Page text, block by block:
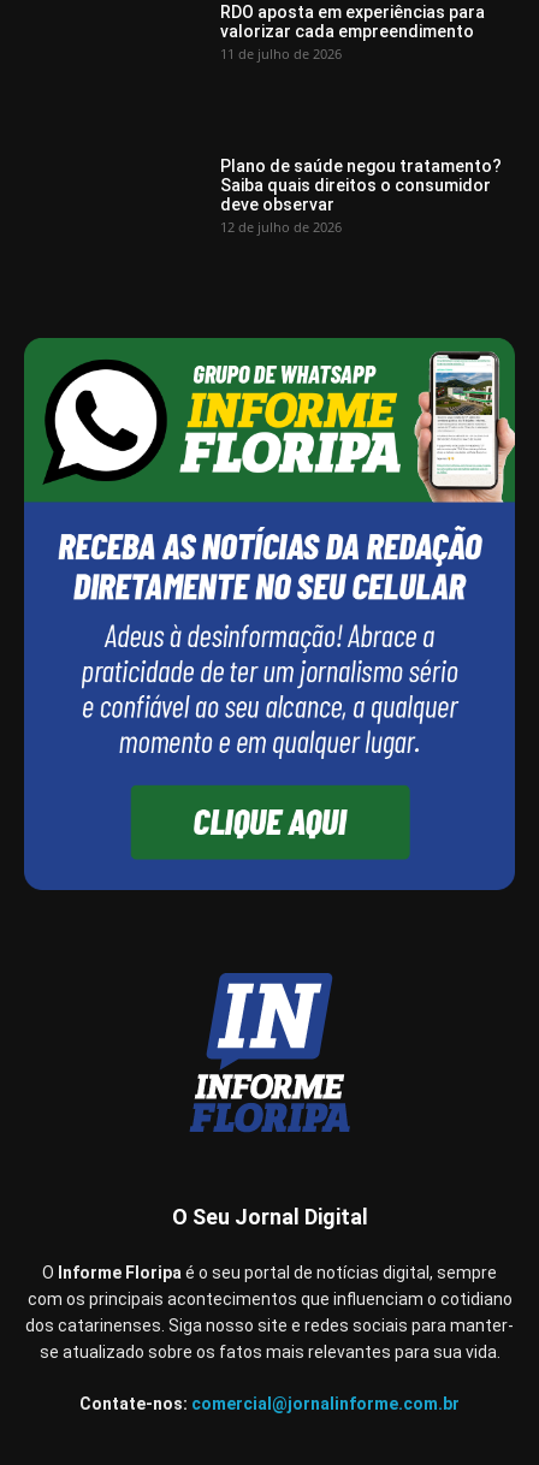
RDO aposta em experiências para
valorizar cada empreendimento
11 de julho de 2026
Plano de saúde negou tratamento?
Saiba quais direitos o consumidor
deve observar
12 de julho de 2026
O Seu Jornal Digital
O Informe Floripa é o seu portal de notícias digital, sempre
com os principais acontecimentos que influenciam o cotidiano
dos catarinenses. Siga nosso site e redes sociais para manter-
se atualizado sobre os fatos mais relevantes para sua vida.
Contate-nos: comercial@jornalinforme.com.br